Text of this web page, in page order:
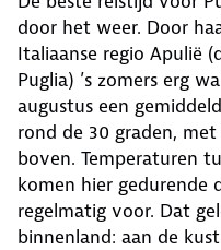
door het weer. Door
Italiaanse regio Apulië
Puglia) ’s zomers erg
augustus een
rond de 30 graden,
boven. Temperaturen
komen hier gedurende
regelmatig voor. Dat
binnenland: aan de